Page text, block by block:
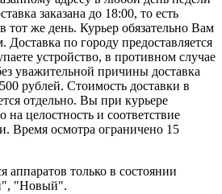
заказана до 18:00, то есть
тот же день. Курьер обязательно Вам
Доставка по городу предоставляется
устройство, в противном случае
уважительной причины доставка
рублей. Стоимость доставки в
отдельно. Вы при курьере
на целостность и соответствие
Время осмотра ограничено 15
аппаратов только в состоянии
"Новый".